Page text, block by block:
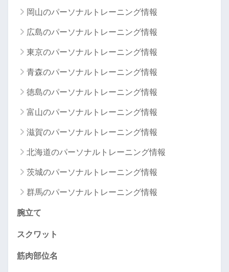
岡山のパーソナルトレーニング情報
広島のパーソナルトレーニング情報
東京のパーソナルトレーニング情報
青森のパーソナルトレーニング情報
徳島のパーソナルトレーニング情報
富山のパーソナルトレーニング情報
滋賀のパーソナルトレーニング情報
北海道のパーソナルトレーニング情報
茨城のパーソナルトレーニング情報
群馬のパーソナルトレーニング情報
腕立て
スクワット
筋肉部位名